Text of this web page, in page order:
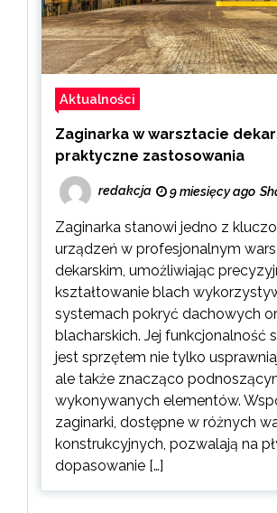
Aktualności
Zaginarka w warsztacie
praktyczne zastosowania
redakcja 9 miesięcy ago
Zaginarka stanowi jedno z
urządzeń w profesjonalnym
dekarskim, umożliwiając
kształtowanie blach
systemach pokryć dachowych
blacharskich. Jej funkcjonalność
jest sprzętem nie tylko
ale także znacząco
wykonywanych elementów.
zaginarki, dostępne w różnych
konstrukcyjnych, pozwalają na
dopasowanie […]